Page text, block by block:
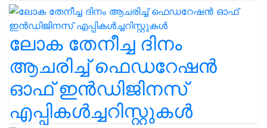
ലോക തേനീച്ച ദിനം
ആചരിച്ച് ഫെഡറേഷൻ
ഓഫ് ഇൻഡിജിനസ്
എപ്പികൾച്ചറിസ്റ്റുകൾ